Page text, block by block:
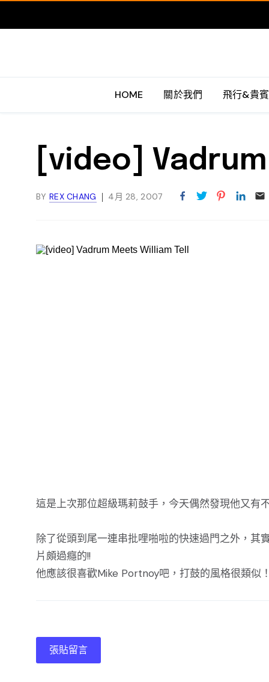
HOME 關於我們 飛行&貴
[video]
BY REX CHANG 4月 28, 2007
這是上次那位超級瑪莉鼓手，今天偶然發現他又有
除了從頭到尾一連串批哩啪啦的快速過門之外，其
片頗過癮的!!
他應該很喜歡Mike Portnoy吧，打鼓的風格很類似
張貼留言